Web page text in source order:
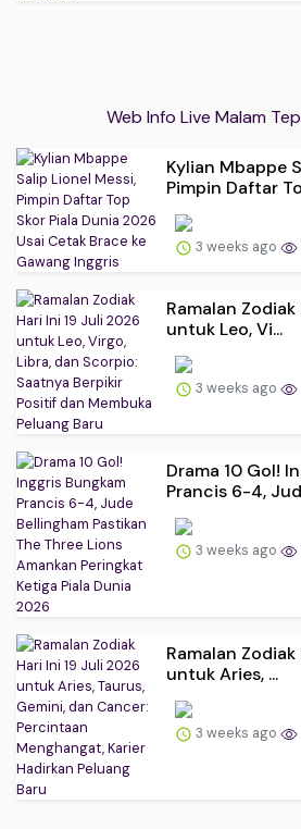
Web Info Live Malam
Kylian Mbappe
Pimpin Daftar
3 weeks ago
Ramalan
untuk Leo, Vi...
3 weeks ago
Drama 10 Gol!
Prancis 6-4,
3 weeks ago
Ramalan
untuk Aries, ...
3 weeks ago